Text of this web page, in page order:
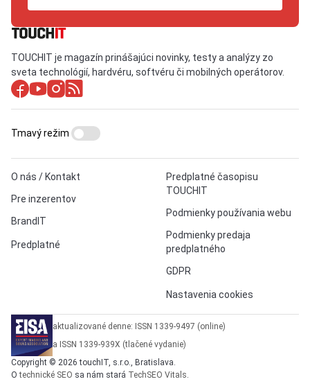
TOUCHIT je magazín prinášajúci novinky, testy a analýzy zo
sveta technológií, hardvéru, softvéru či mobilných operátorov.
O nás / Kontakt
Pre inzerentov
BrandIT
Predplatné
Predplatné časopisu
TOUCHIT
Podmienky používania webu
Podmienky predaja
predplatného
GDPR
Nastavenia cookies
Tmavý režim
aktualizované denne: ISSN 1339-9497 (online)
a ISSN 1339-939X (tlačené vydanie)
Copyright © 2026 touchIT, s.r.o., Bratislava.
Otechnické SEO sa nám stará TechSEO Vitals